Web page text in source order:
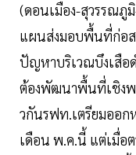
(ดอนเมือง-สุวรรณภู
แผนส่งมอบพื้นที่ก่อส
ปัญหาบริเวณบึงเสือ
ต้องพัฒนาพื้นที่เชิง
วกันรฟท.เตรียมออก
เดือน พ.ค.นี้ แต่เมื่อ